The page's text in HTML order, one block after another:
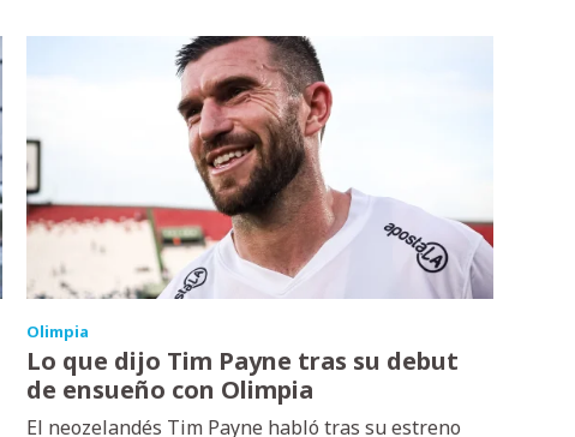
Olimpia
Lo que dijo Tim Payne tras su debut
de ensueño con Olimpia
El neozelandés Tim Payne habló tras su estreno